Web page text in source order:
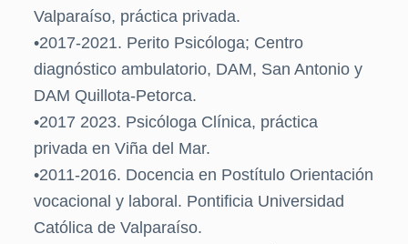
Valparaíso, práctica privada.
•2017-2021. Perito Psicóloga; Centro
diagnóstico ambulatorio, DAM, San Antonio y
DAM Quillota-Petorca.
•2017 2023. Psicóloga Clínica, práctica
privada en Viña del Mar.
•2011-2016. Docencia en Postítulo Orientación
vocacional y laboral. Pontificia Universidad
Católica de Valparaíso.